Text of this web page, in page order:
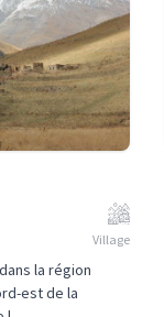
Village
la région
est de la